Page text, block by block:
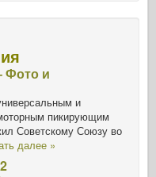
Фото и
и
пикирующим
Советскому Союзу во
далее »